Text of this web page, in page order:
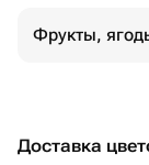
Фрукты,
Доставка